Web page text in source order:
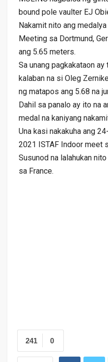
bound pole vaulter EJ
Nakamit nito ang
Meeting sa Dortmund,
ang 5.65 meters.
Sa unang pagkakataon
kalaban na si Oleg
ng matapos ang 5.68 na
Dahil sa panalo ay ito na
medal na kaniyang
Una kasi nakakuha ang
2021 ISTAF Indoor meet
Susunod na lalahukan
sa France.
0
241